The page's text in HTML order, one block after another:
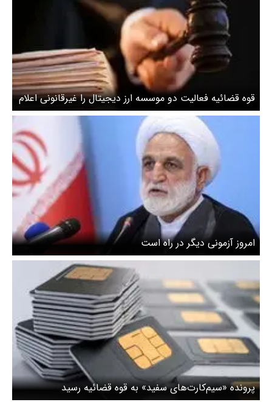
قوه قضائیه فعالیت دو موسسه ارز دیجیتال را غیرقانونی اعلام
کرد
امروز آزمونی دیگر در راه است
پرونده «سیم‌کارت‌های سفید» به قوه قضائیه رسید